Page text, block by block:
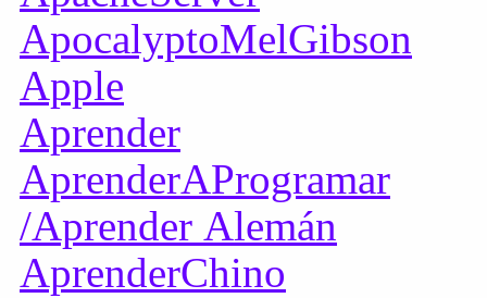
ApocalyptoMelGibson
Apple
Aprender
AprenderAProgramar
/Aprender Alemán
AprenderChino